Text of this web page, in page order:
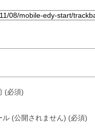
(必須)
ル (公開されません) (必須)